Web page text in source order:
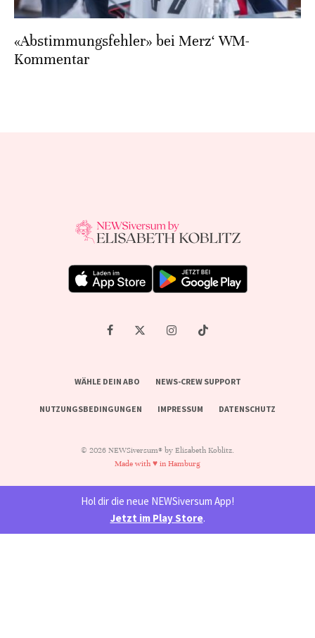
«Abstimmungsfehler» bei Merz‘ WM-
Kommentar
WÄHLE DEIN ABO NEWS-CREW SUPPORT
NUTZUNGSBEDINGUNGEN IMPRESSUM DATENSCHUTZ
© 2026 NEWSiversum® by Elisabeth Koblitz.
Made with ♥ in Hamburg
Hol dir die neue NEWSiversum App!
Jetzt im Play Store.